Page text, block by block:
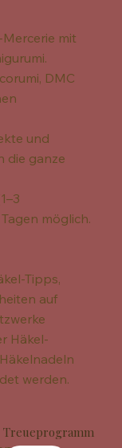
mit
DMC
und
die ganze
möglich.
Tipps,
auf
Häkel-
werden.
Treueprogramm